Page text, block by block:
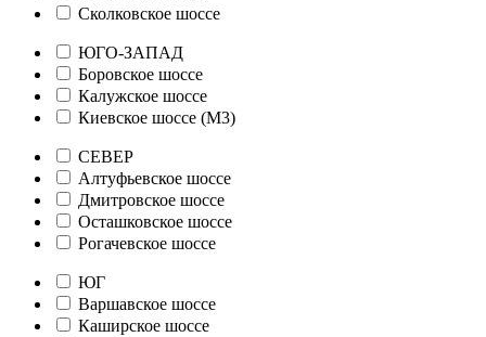
Сколковское шоссе
ЮГО-ЗАПАД
Боровское шоссе
Калужское шоссе
Киевское шоссе (М3)
СЕВЕР
Алтуфьевское шоссе
Дмитровское шоссе
Осташковское шоссе
Рогачевское шоссе
ЮГ
Варшавское шоссе
Каширское шоссе